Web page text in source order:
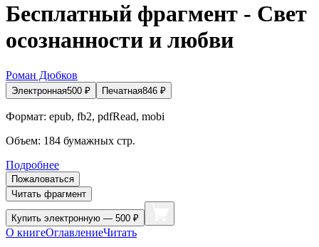
Бесплатный фрагмент - Свет
осознанности и любви
Роман Дюбков
Электронная500 ₽ Печатная846 ₽
Формат: epub, fb2, pdfRead, mobi
Объем: 184 бумажных стр.
Подробнее
Пожаловаться
Читать фрагмент
Купить электронную — 500 ₽
О книгеОглавлениеЧитать